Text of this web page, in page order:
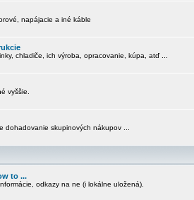
napájacie a iné káble
chladiče, ich výroba, opracovanie, kúpa, atď ...
vyššie.
dohadovanie skupinových nákupov ...
to ...
odkazy na ne (i lokálne uložená).